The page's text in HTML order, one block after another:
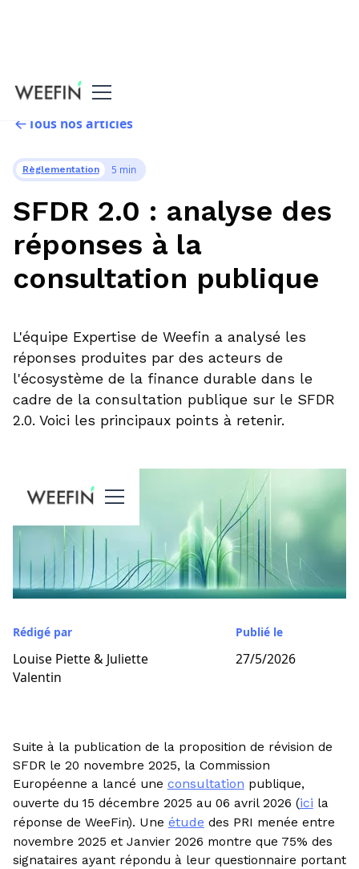
Tous nos articles
Règlementation 5 min
SFDR 2.0 : analyse des
réponses à la
consultation publique
L'équipe Expertise de Weefin a analysé les
réponses produites par des acteurs de
l'écosystème de la finance durable dans le
cadre de la consultation publique sur le SFDR
2.0. Voici les principaux points à retenir.
Rédigé par
Louise Piette & Juliette
Valentin
Publié le
27/5/2026
Suite à la publication de la proposition de révision de
SFDR le 20 novembre 2025, la Commission
Européenne a lancé une consultation publique,
ouverte du 15 décembre 2025 au 06 avril 2026 (ici la
réponse de WeeFin). Une étude des PRI menée entre
novembre 2025 et Janvier 2026 montre que 75% des
signataires ayant répondu à leur questionnaire portant